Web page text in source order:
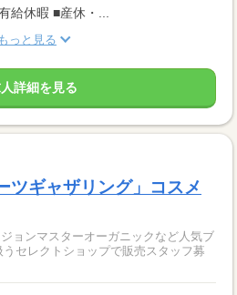
給休暇 ■産休・...
もっと見る
詳細を見る
ツギャザリング」コスメ
ョンマスターオーガニックなど人気ブ
セレクトショップで販売スタッフ募